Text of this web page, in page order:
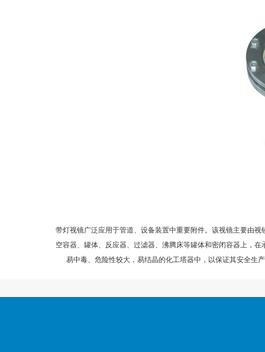
带灯视镜广泛应用于管道、设备装置中重要附件。该视镜主要由
空容器、罐体、反应器、过滤器、沸腾床等罐体和密闭容器上，
易中毒、危险性较大，易结晶的化工塔器中，以保证其安全生